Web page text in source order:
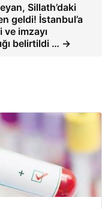
Sillath’daki
geldi! İstanbul’a
ve imzayı
belirtildi … →